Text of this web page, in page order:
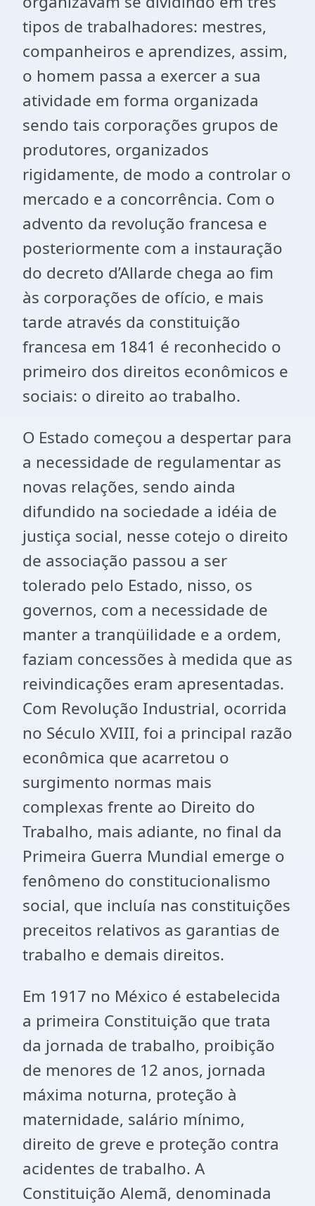
tipos de trabalhadores: mestres,
companheiros e aprendizes, assim,
o homem passa a exercer a sua
atividade em forma organizada
sendo tais corporações grupos de
produtores, organizados
rigidamente, de modo a controlar o
mercado e a concorrência. Com o
advento da revolução francesa e
posteriormente com a instauração
do decreto d’Allarde chega ao fim
às corporações de ofício, e mais
tarde através da constituição
francesa em 1841 é reconhecido o
primeiro dos direitos econômicos e
sociais: o direito ao trabalho.
O Estado começou a despertar para
a necessidade de regulamentar as
novas relações, sendo ainda
difundido na sociedade a idéia de
justiça social, nesse cotejo o direito
de associação passou a ser
tolerado pelo Estado, nisso, os
governos, com a necessidade de
manter a tranqüilidade e a ordem,
faziam concessões à medida que as
reivindicações eram apresentadas.
Com Revolução Industrial, ocorrida
no Século XVIII, foi a principal razão
econômica que acarretou o
surgimento normas mais
complexas frente ao Direito do
Trabalho, mais adiante, no final da
Primeira Guerra Mundial emerge o
fenômeno do constitucionalismo
social, que incluía nas constituições
preceitos relativos as garantias de
trabalho e demais direitos.
Em 1917 no México é estabelecida
a primeira Constituição que trata
da jornada de trabalho, proibição
de menores de 12 anos, jornada
máxima noturna, proteção à
maternidade, salário mínimo,
direito de greve e proteção contra
acidentes de trabalho. A
Constituição Alemã, denominada